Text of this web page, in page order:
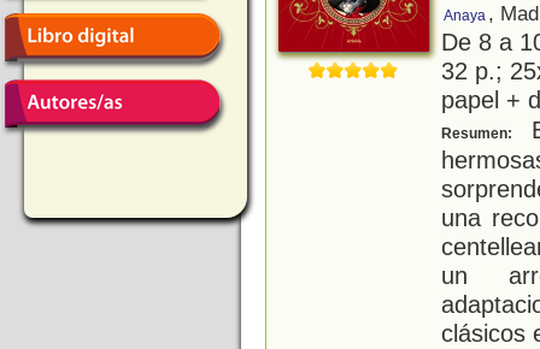
Anaya ,
De 8 a
32 p.;
papel +
Resumen:
una
un
clásicos